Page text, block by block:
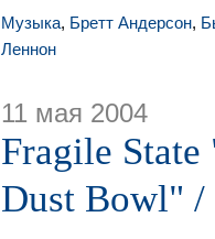
Музыка, Бретт Андерсон,
Леннон
11 мая 2004
Fragile
Dust Bowl"